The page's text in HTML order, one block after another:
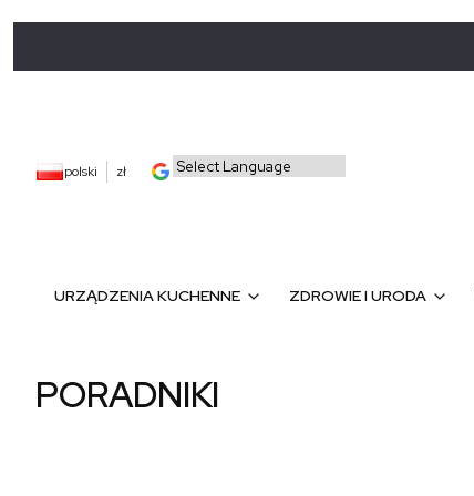
polski zł
URZĄDZENIA KUCHENNE ZDROWIE I URODA
PORADNIKI